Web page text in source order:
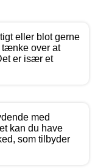
eller blot gerne
tænke over at
er især et
med
kan du have
som tilbyder